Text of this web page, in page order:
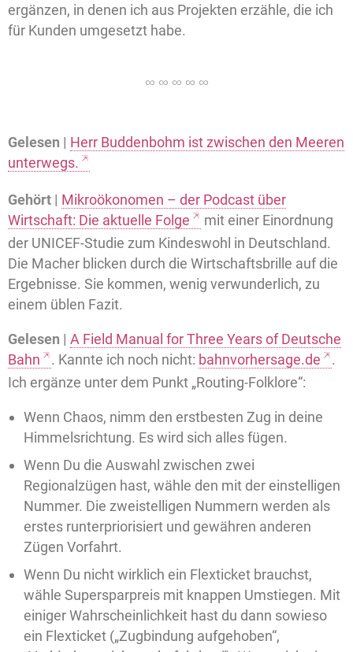
ergänzen, in denen ich aus Projekten erzähle, die ich
für Kunden umgesetzt habe.
Gelesen | Herr Buddenbohm ist zwischen den Meeren
unterwegs.
Gehört | Mikroökonomen – der Podcast über
Wirtschaft: Die aktuelle Folge
mit einer Einordnung
der UNICEF-Studie zum Kindeswohl in Deutschland.
Die Macher blicken durch die Wirtschaftsbrille auf die
Ergebnisse. Sie kommen, wenig verwunderlich, zu
einem üblen Fazit.
Gelesen | A Field Manual for Three Years of Deutsche
Bahn
. Kannte ich noch nicht: bahnvorhersage.de
.
Ich ergänze unter dem Punkt „Routing-Folklore“:
Wenn Chaos, nimm den erstbesten Zug in deine
Himmelsrichtung. Es wird sich alles fügen.
Wenn Du die Auswahl zwischen zwei
Regionalzügen hast, wähle den mit der einstelligen
Nummer. Die zweistelligen Nummern werden als
erstes runterpriorisiert und gewähren anderen
Zügen Vorfahrt.
Wenn Du nicht wirklich ein Flexticket brauchst,
wähle Supersparpreis mit knappen Umstiegen. Mit
einiger Wahrscheinlichkeit hast du dann sowieso
ein Flexticket („Zugbindung aufgehoben“,